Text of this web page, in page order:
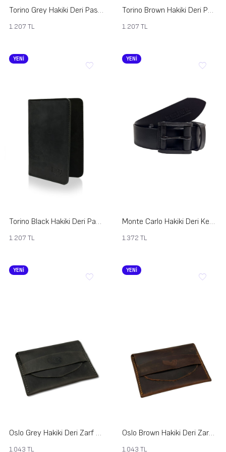
Torino Grey Hakiki Deri Pasaportluk
1.207TL
Torino Brown Hakiki Deri Pasaportluk
1.207TL
YENİ
Torino Black Hakiki Deri Pasaportluk
1.207TL
YENİ
Monte Carlo Hakiki Deri Kemer
1.372 TL
YENİ
Oslo Grey Hakiki Deri Zarf Cüzdan
1.043 TL
YENİ
Oslo Brown Hakiki Deri Zarf Cüzdan
1.043 TL